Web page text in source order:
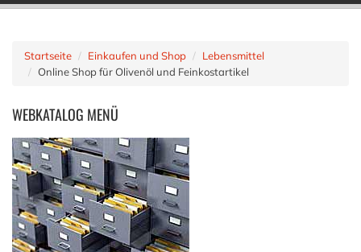
Startseite Einkaufen und Shop
Lebensmittel
Online Shop für Olivenöl und Feinkostartikel
WEBKATALOG MENÜ